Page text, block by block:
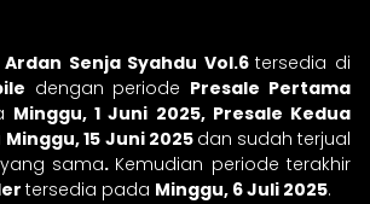
Ardan Senja Syahdu Vol.6tersedia di
dengan periode Presale Pertama
Minggu, 1 Juni 2025, Presale Kedua
Minggu, 15 Juni 2025 dan sudah terjual
sama. Kemudian periode terakhir
tersedia pada Minggu, 6 Juli 2025.